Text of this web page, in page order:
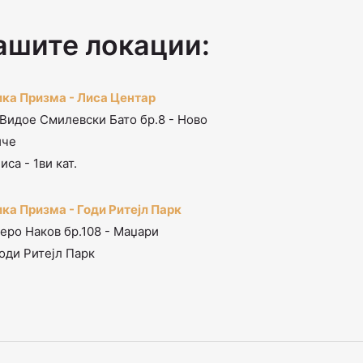
локации:
Призма - Лиса Центар
Смилевски Бато бр.8 - Ново
- 1ви кат.
Призма - Годи Ритејл Парк
Наков бр.108 - Маџари
Ритејл Парк